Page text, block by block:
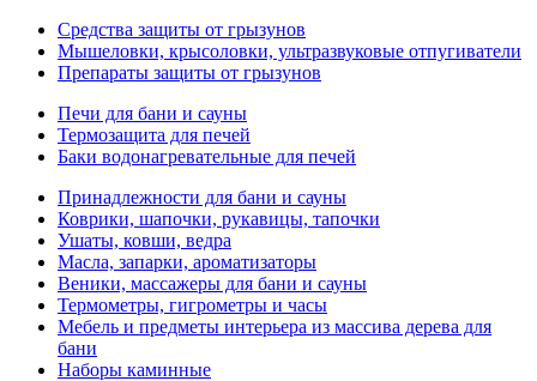
Средства защиты от грызунов
Мышеловки, крысоловки, ультразвуковые отпугиватели
Препараты защиты от грызунов
Печи для бани и сауны
Термозащита для печей
Баки водонагревательные для печей
Принадлежности для бани и сауны
Коврики, шапочки, рукавицы, тапочки
Ушаты, ковши, ведра
Масла, запарки, ароматизаторы
Веники, массажеры для бани и сауны
Термометры, гигрометры и часы
Мебель и предметы интерьера из массива дерева для
бани
Наборы каминные